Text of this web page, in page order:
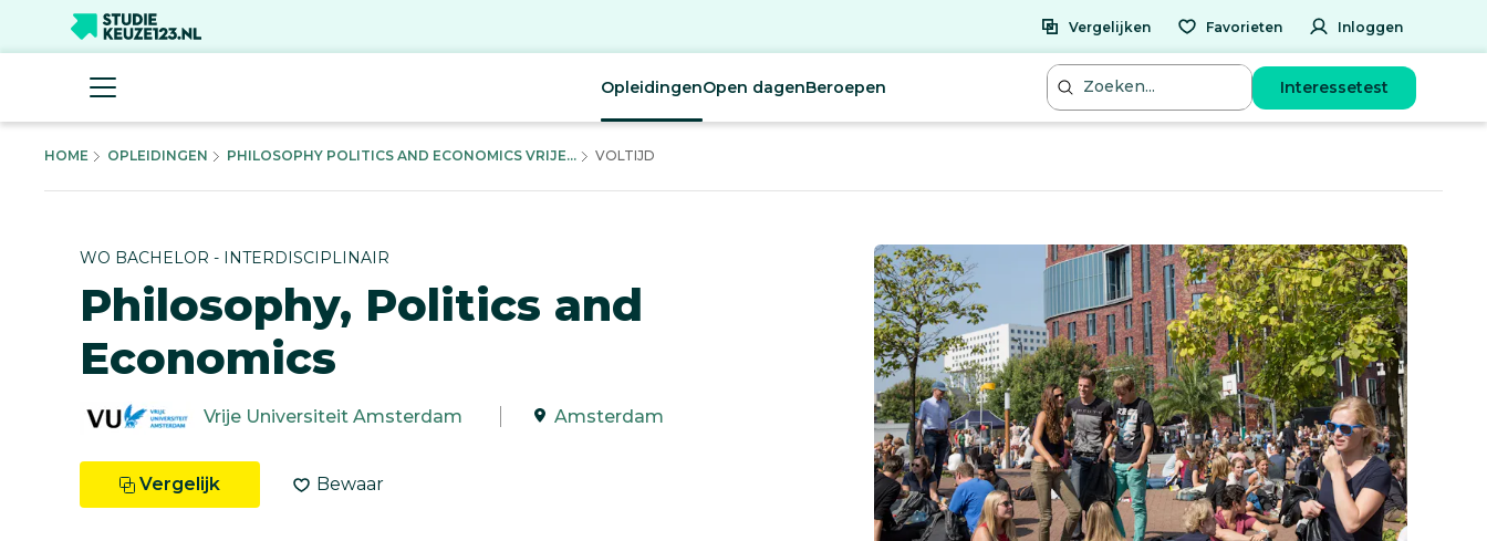
Vergelijken Favorieten Inloggen
OpleidingenOpen dagenBeroepen Interessetest
HOME OPLEIDINGEN PHILOSOPHY POLITICS AND ECONOMICS VRIJE... VOLTIJD
WO BACHELOR - INTERDISCIPLINAIR
Philosophy, Politics and
Economics
Vrije Universiteit Amsterdam Amsterdam
Vergelijk Bewaar